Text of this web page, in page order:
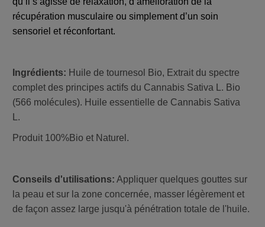
récupération musculaire ou simplement d’un soin
sensoriel et réconfortant.
Ingrédients: Huile de tournesol Bio, Extrait du spectre
complet des principes actifs du Cannabis Sativa L. Bio
(566 molécules). Huile essentielle de Cannabis Sativa
L.
Produit 100%Bio et Naturel.
Conseils d'utilisations: Appliquer quelques gouttes sur
la peau et sur la zone concernée, masser légèrement et
de façon assez large jusqu'à pénétration totale de l'huile.